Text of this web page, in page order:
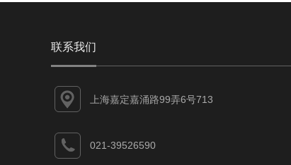
联系我们
上海嘉定嘉涌路99弄6号713
021-39526590